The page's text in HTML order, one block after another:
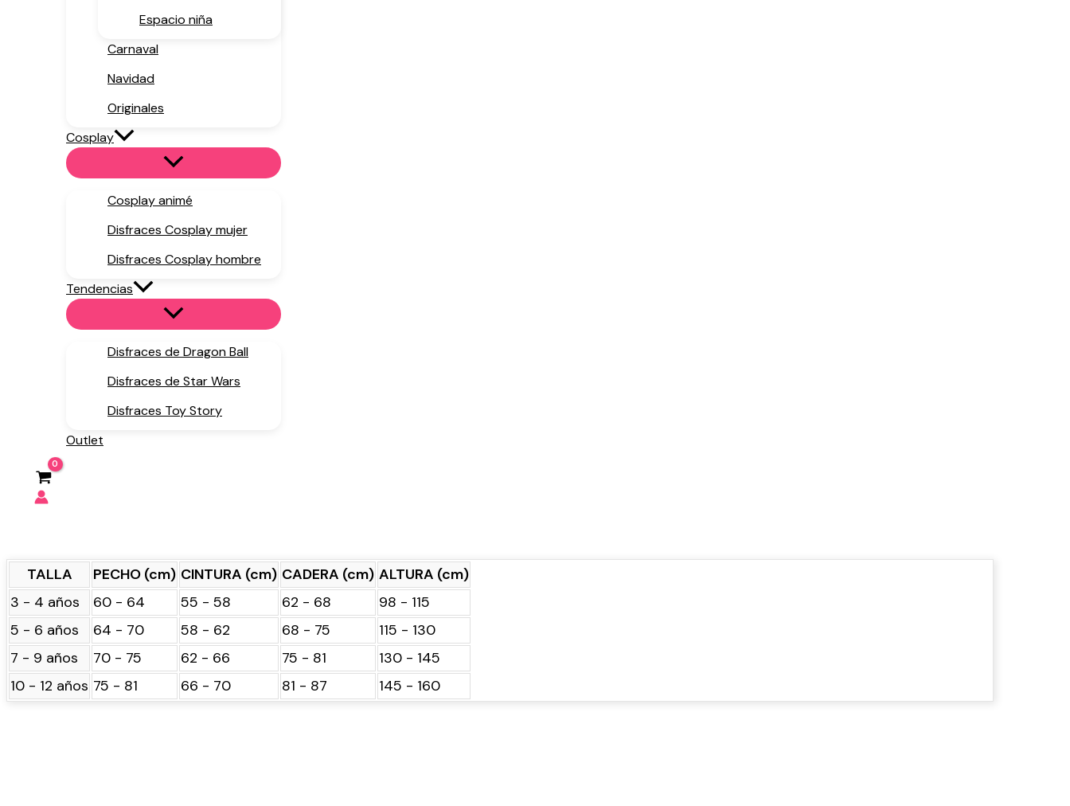
Espacio niña
Carnaval
Navidad
Originales
Cosplay
Cosplay animé
Disfraces Cosplay mujer
Disfraces Cosplay hombre
Tendencias
Disfraces de Dragon Ball
Disfraces de Star Wars
Disfraces Toy Story
Outlet
TALLA PECHO (cm) CINTURA (cm) CADERA (cm) ALTURA (cm)
3 - 4 años
60 - 64 55 - 58 62 - 68
98 - 115
5 - 6 años
64 - 70 58 - 62 68 - 75
115 - 130
7 - 9 años
70 - 75 62 - 66 75 - 81
130 - 145
10 - 12 años 75 - 81 66 - 70 81 - 87 145 - 160